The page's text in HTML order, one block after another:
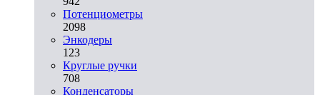
Потенциометры
2098
Энкодеры
123
Круглые ручки
708
Конденсаторы